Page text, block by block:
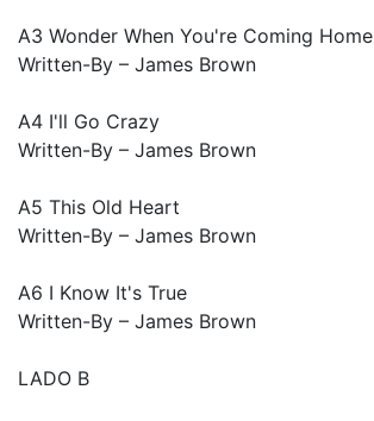
A3 Wonder When You're Coming Home
Written-By – James Brown
A4 I'll Go Crazy
Written-By – James Brown
A5 This Old Heart
Written-By – James Brown
A6 I Know It's True
Written-By – James Brown
LADO B